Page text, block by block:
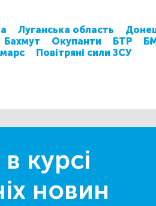
Луганська область
Бахмут Окупанти БТР
Повітряні сили ЗСУ
курсі
новин